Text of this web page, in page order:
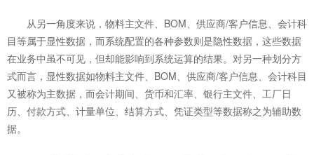
从另一角度来说，物料主文件、BOM、供应商/客户信息、会计科
目等属于显性数据，而系统配置的各种参数则是隐性数据，这些数据
在业务中虽不可见，但却能影响到系统运算的结果。对另一种划分方
式而言，显性数据如物料主文件、BOM、供应商/客户信息、会计科目
又被称为主数据，而会计期间、货币和汇率、银行主文件、工厂日
历、付款方式、计量单位、结算方式、凭证类型等数据称之为辅助数
据。